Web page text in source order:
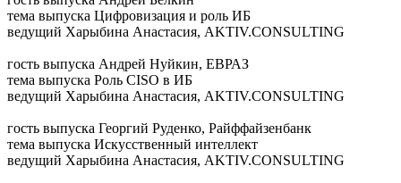
тема выпуска Цифровизация и роль ИБ
ведущий Харыбина Анастасия, AKTIV.CONSULTING
гость выпуска Андрей Нуйкин, ЕВРАЗ
тема выпуска Роль CISO в ИБ
ведущий Харыбина Анастасия, AKTIV.CONSULTING
гость выпуска Георгий Руденко, Райффайзенбанк
тема выпуска Искусственный интеллект
ведущий Харыбина Анастасия, AKTIV.CONSULTING